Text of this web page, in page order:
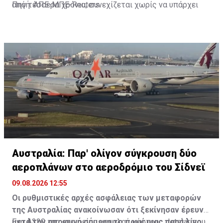
από τέσσερα χρόνια, συνεχίζεται χωρίς να υπάρχει
Πηγή: ΑΠΕ-ΜΠΕ-Reuters
Αυστραλία: Παρ' ολίγον σύγκρουση δύο
αεροπλάνων στο αεροδρόμιο του Σίδνεϊ
09.08.2026 12:55
Οι ρυθμιστικές αρχές ασφάλειας των μεταφορών
της Αυστραλίας ανακοίνωσαν ότι ξεκίνησαν έρευνα